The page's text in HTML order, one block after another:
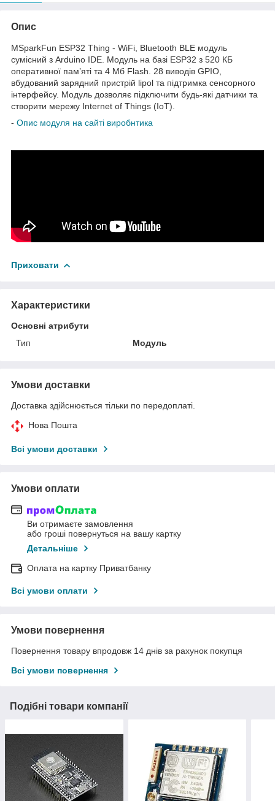
Опис
МSparkFun ESP32 Thing - WiFi, Bluetooth BLE модуль
сумісний з Arduino IDE. Модуль на базі ESP32 з 520 КБ
оперативної пам’яті та 4 Мб Flash.
28 виводів GPIO,
вбудований зарядний пристрій lipol та підтримка сенсорного
інтерфейсу. Модуль дозволяє підключити будь-які датчики та
створити мережу Internet of Things (IoT).
- Опис модуля на сайті виробнтика
Приховати
Характеристики
Основні атрибути
Тип
Модуль
Умови доставки
Доставка здійснюється тільки по передоплаті.
Нова Пошта
Всі умови доставки
Умови оплати
Ви отримаєте замовлення
або гроші повернуться на вашу картку
Детальніше
Оплата на картку Приватбанку
Всі умови оплати
Умови повернення
Повернення товару впродовж 14 днів за рахунок покупця
Всі умови повернення
Подібні товари компанії